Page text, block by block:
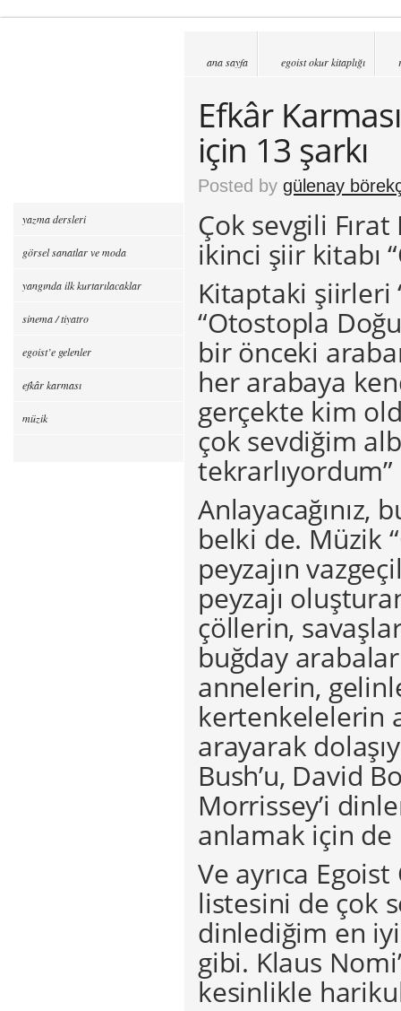
ana sayfa egoist okur kitaplığı
Efkâr
için 13 şarkı
Posted by gülenay
Çok sevgili
ikinci şiir kitabı
Kitaptaki şiirleri
“Otostopla
bir önceki
her arabaya
gerçekte kim
çok sevdiğim
Anlayacağınız,
belki de. Müzik
peyzajın
peyzajı
çöllerin,
buğday
annelerin,
kertenkelelerin
arayarak
Bush’u, David
Morrissey’i
anlamak için
Ve ayrıca Egoist
listesini de çok
dinlediğim en
gibi. Klaus
kesinlikle
yazma dersleri
görsel sanatlar ve moda
yangında ilk kurtarılacaklar
sinema / tiyatro
egoist’e gelenler
efkâr karması
müzik